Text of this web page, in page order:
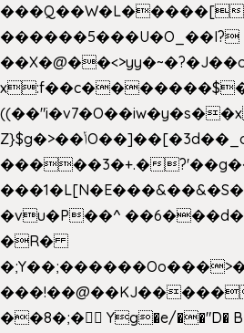
���Q��W�L�����[
������5���U�O_��I?
Z}$g�>��ݳO��]��[�3d��_oަi�j��|
�����3�+.�
�vu�P��^
�R�
��8�;�򜸥 Yg�e/��"D�